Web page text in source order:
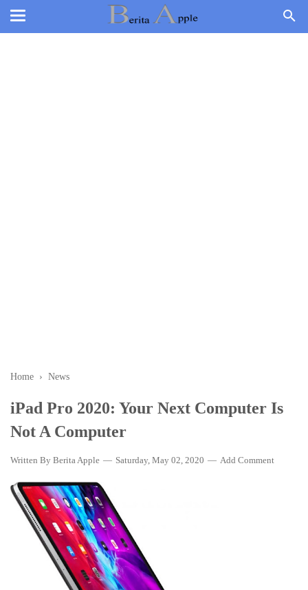
Home › News
iPad Pro 2020: Your Next Computer Is
Not A Computer
Written By Berita Apple Saturday, May 02, 2020 Add Comment